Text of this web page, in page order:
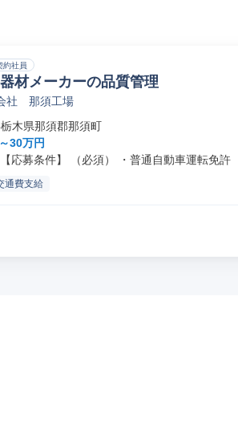
約社員
材メーカーの品質管理
社 那須工場
木県那須郡那須町
30万円
応募条件】 （必須） ・普通自動車運転免許
通費支給